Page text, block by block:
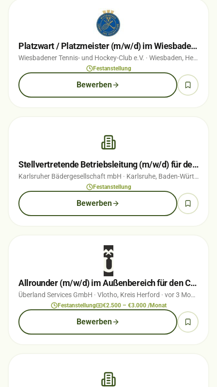
Platzwart / Platzmeister (m/w/d) im Wiesbadener Nerotal
Wiesbadener Tennis- und Hockey-Club e.V. · Wiesbaden, Hessen
Festanstellung
Bewerben
Stellvertretende Betriebsleitung (m/w/d) für den Campingplatz Durlach
Karlsruher Bädergesellschaft mbH · Karlsruhe, Baden-Württemberg
Festanstellung
Bewerben
Allrounder (m/w/d) im Außenbereich für den Campingplatz ÜBERLAND Vlotho
Überland Services GmbH · Vlotho, Kreis Herford · vor 3 Monaten
Festanstellung €2.500 – €3.000 /Monat
Bewerben